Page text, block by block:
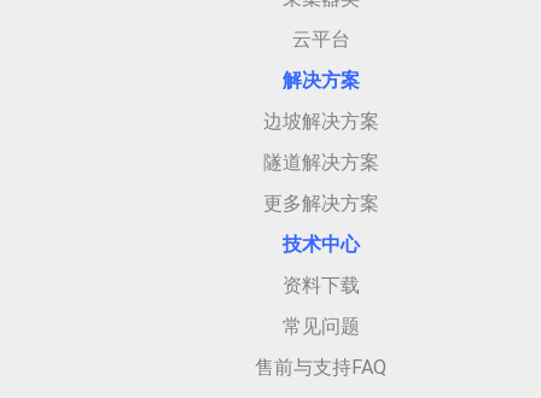
云平台
解决方案
边坡解决方案
隧道解决方案
更多解决方案
技术中心
资料下载
常见问题
售前与支持FAQ